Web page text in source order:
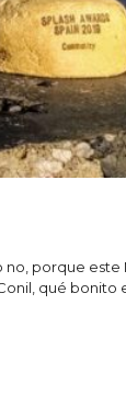
porque este
qué bonito